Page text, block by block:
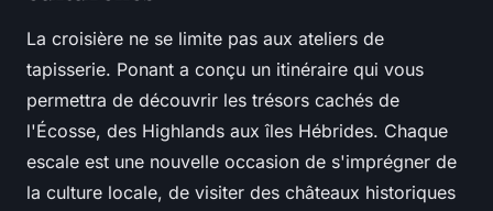
La croisière ne se limite pas aux ateliers de
tapisserie. Ponant a conçu un itinéraire qui vous
permettra de découvrir les trésors cachés de
l'Écosse, des Highlands aux îles Hébrides. Chaque
escale est une nouvelle occasion de s'imprégner de
la culture locale, de visiter des châteaux historiques